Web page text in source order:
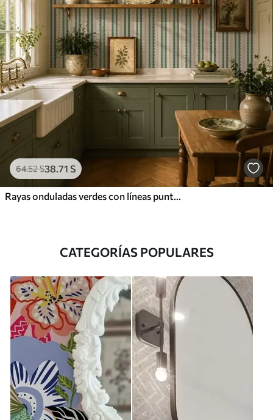
64.52S38.71 S
Rayas onduladas verdes con líneas punteadas
CATEGORÍAS POPULARES